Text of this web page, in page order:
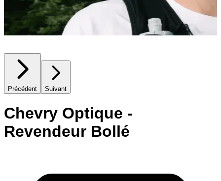
Précédent Suivant
Chevry Optique -
Revendeur Bollé